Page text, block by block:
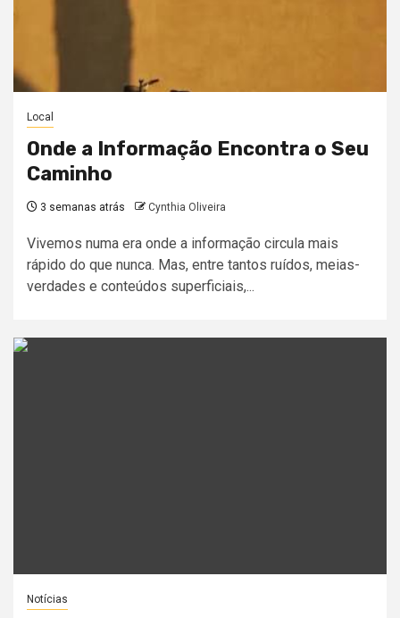
Local
Onde a Informação Encontra o Seu
Caminho
3 semanas atrás Cynthia Oliveira
Vivemos numa era onde a informação circula mais
rápido do que nunca. Mas, entre tantos ruídos, meias-
verdades e conteúdos superficiais,...
Notícias